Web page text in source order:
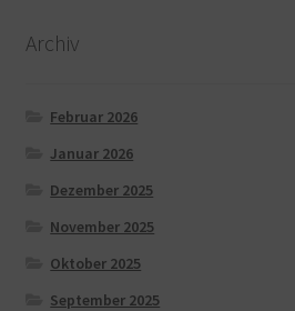
Archiv
Februar 2026
Januar 2026
Dezember 2025
November 2025
Oktober 2025
September 2025